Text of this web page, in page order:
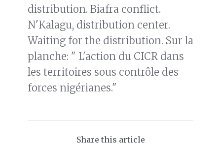
distribution. Biafra conflict.
N'Kalagu, distribution center.
Waiting for the distribution. Sur la
planche: " L'action du CICR dans
les territoires sous contrôle des
forces nigérianes."
Share this article